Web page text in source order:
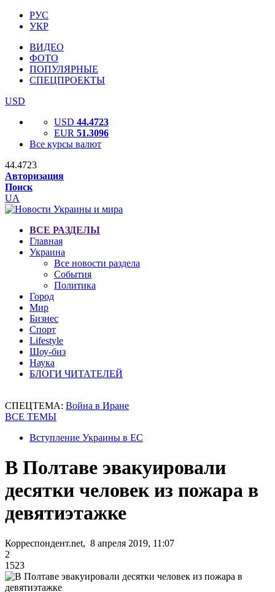
РУС
УКР
ВИДЕО
ФОТО
ПОПУЛЯРНЫЕ
СПЕЦПРОЕКТЫ
USD
USD 44.4723
EUR 51.3096
Все курсы валют
44.4723
Авторизация
Поиск
UA
ВСЕ РАЗДЕЛЫ
Главная
Украина
Все новости раздела
События
Политика
Город
Мир
Бизнес
Спорт
Lifestyle
Шоу-биз
Наука
БЛОГИ ЧИТАТЕЛЕЙ
СПЕЦТЕМА: Война в Иране
ВСЕ ТЕМЫ
Вступление Украины в ЕС
В Полтаве эвакуировали
десятки человек из пожара в
девятиэтажке
Корреспондент.net, 8 апреля 2019, 11:07
2
1523